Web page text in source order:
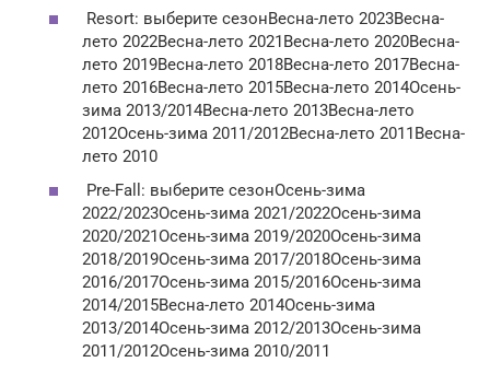
Resort: выберите сезонВесна-лето 2023Весна-
лето 2022Весна-лето 2021Весна-лето 2020Весна-
лето 2019Весна-лето 2018Весна-лето 2017Весна-
лето 2016Весна-лето 2015Весна-лето 2014Осень-
зима 2013/2014Весна-лето 2013Весна-лето
2012Осень-зима 2011/2012Весна-лето 2011Весна-
лето 2010
Pre-Fall: выберите сезонОсень-зима
2022/2023Осень-зима 2021/2022Осень-зима
2020/2021Осень-зима 2019/2020Осень-зима
2018/2019Осень-зима 2017/2018Осень-зима
2016/2017Осень-зима 2015/2016Осень-зима
2014/2015Весна-лето 2014Осень-зима
2013/2014Осень-зима 2012/2013Осень-зима
2011/2012Осень-зима 2010/2011